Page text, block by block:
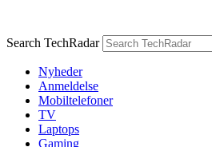
Search TechRadar
Nyheder
Anmeldelse
Mobiltelefoner
TV
Laptops
Gaming